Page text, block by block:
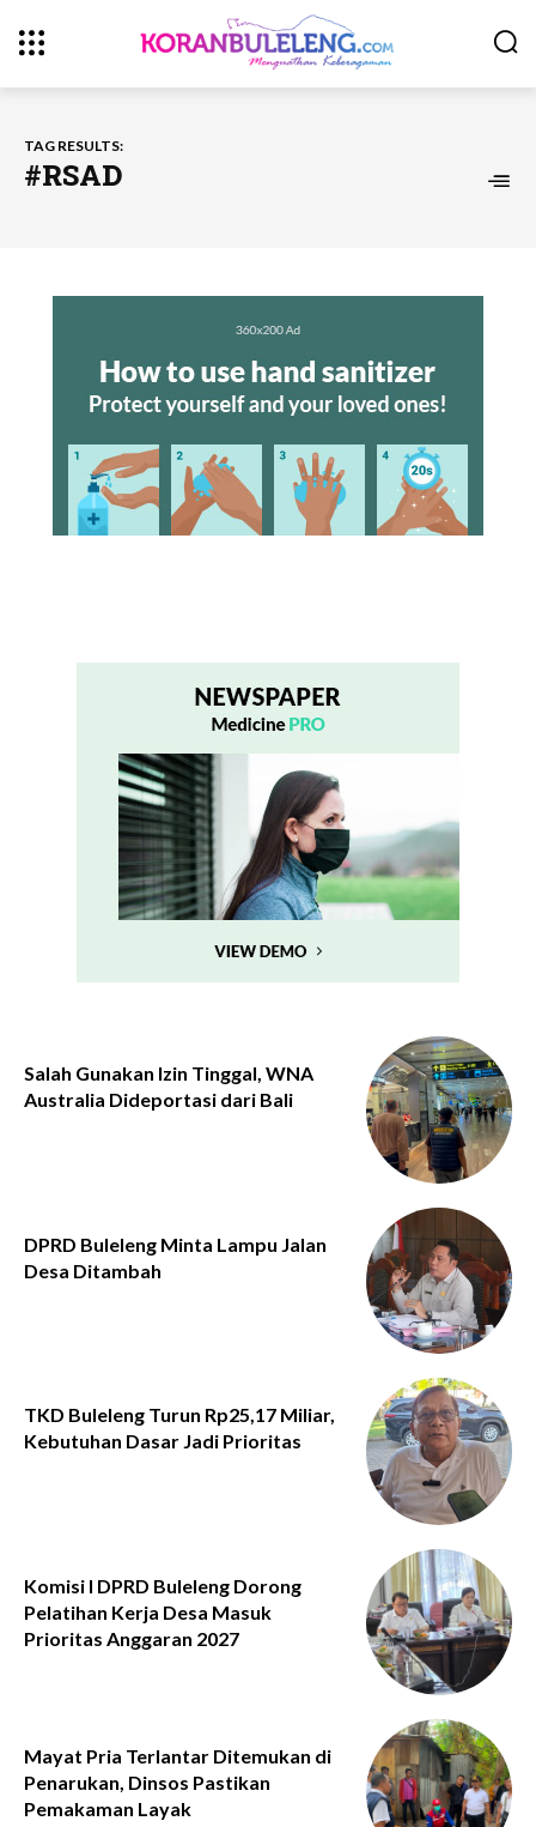
TAG RESULTS:
#RSAD
Salah Gunakan Izin Tinggal, WNA
Australia Dideportasi dari Bali
DPRD Buleleng Minta Lampu Jalan
Desa Ditambah
TKD Buleleng Turun Rp25,17 Miliar,
Kebutuhan Dasar Jadi Prioritas
Komisi I DPRD Buleleng Dorong
Pelatihan Kerja Desa Masuk
Prioritas Anggaran 2027
Mayat Pria Terlantar Ditemukan di
Penarukan, Dinsos Pastikan
Pemakaman Layak